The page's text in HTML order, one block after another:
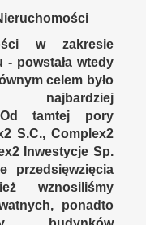
w zakresie
- powstała wtedy
celem było
najbardziej
Od tamtej pory
S.C., Complex2
Inwestycje Sp.
przedsięwzięcia
wznosiliśmy
ponadto